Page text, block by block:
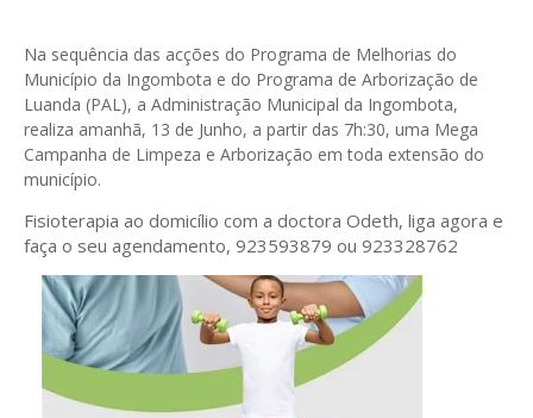
Na sequência das acções do Programa de Melhorias do
Município da Ingombota e do Programa de Arborização de
Luanda (PAL), a Administração Municipal da Ingombota,
realiza amanhã, 13 de Junho, a partir das 7h:30, uma Mega
Campanha de Limpeza e Arborização em toda extensão do
município.
Fisioterapia ao domicílio com a doctora Odeth, liga agora e
faça o seu agendamento, 923593879 ou 923328762